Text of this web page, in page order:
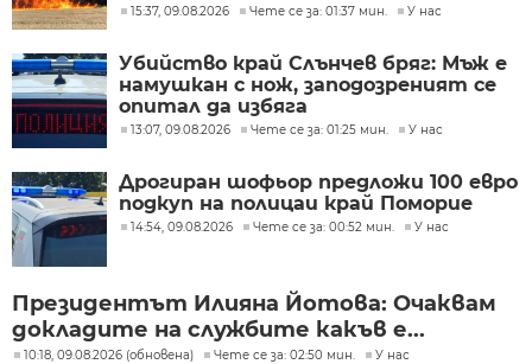
15:37, 09.08.2026 Чете се за: 01:37 мин. У нас
Убийство край Слънчев бряг: Мъж е
намушкан с нож, заподозреният се
опитал да избяга
13:07, 09.08.2026 Чете се за: 01:25 мин. У нас
Дрогиран шофьор предложи 100 евро
подкуп на полицаи край Поморие
14:54, 09.08.2026 Чете се за: 00:52 мин. У нас
Президентът Илияна Йотова: Очаквам
докладите на службите какъв е...
10:18, 09.08.2026 (обновена) Чете се за: 02:50 мин. У нас